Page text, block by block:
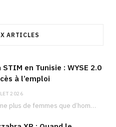
ARTICLES
STIM en Tunisie : WYSE 2.0
à l’emploi
2026
La Tunisie forme plus de femmes que d’hommes dans les filières scientifiques. Pourtant, pour beaucoup…